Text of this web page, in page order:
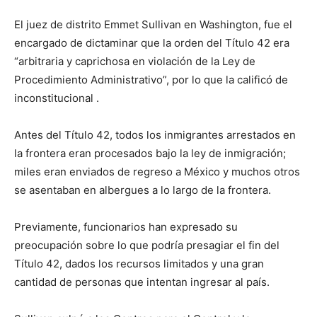
El juez de distrito Emmet Sullivan en Washington, fue el
encargado de dictaminar que la orden del Título 42 era
“arbitraria y caprichosa en violación de la Ley de
Procedimiento Administrativo”, por lo que la calificó de
inconstitucional .
Antes del Título 42, todos los inmigrantes arrestados en
la frontera eran procesados bajo la ley de inmigración;
miles eran enviados de regreso a México y muchos otros
se asentaban en albergues a lo largo de la frontera.
Previamente, funcionarios han expresado su
preocupación sobre lo que podría presagiar el fin del
Título 42, dados los recursos limitados y una gran
cantidad de personas que intentan ingresar al país.